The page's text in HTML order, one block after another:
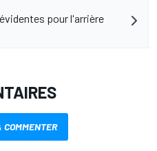
pour l'arrière
COMMENTER